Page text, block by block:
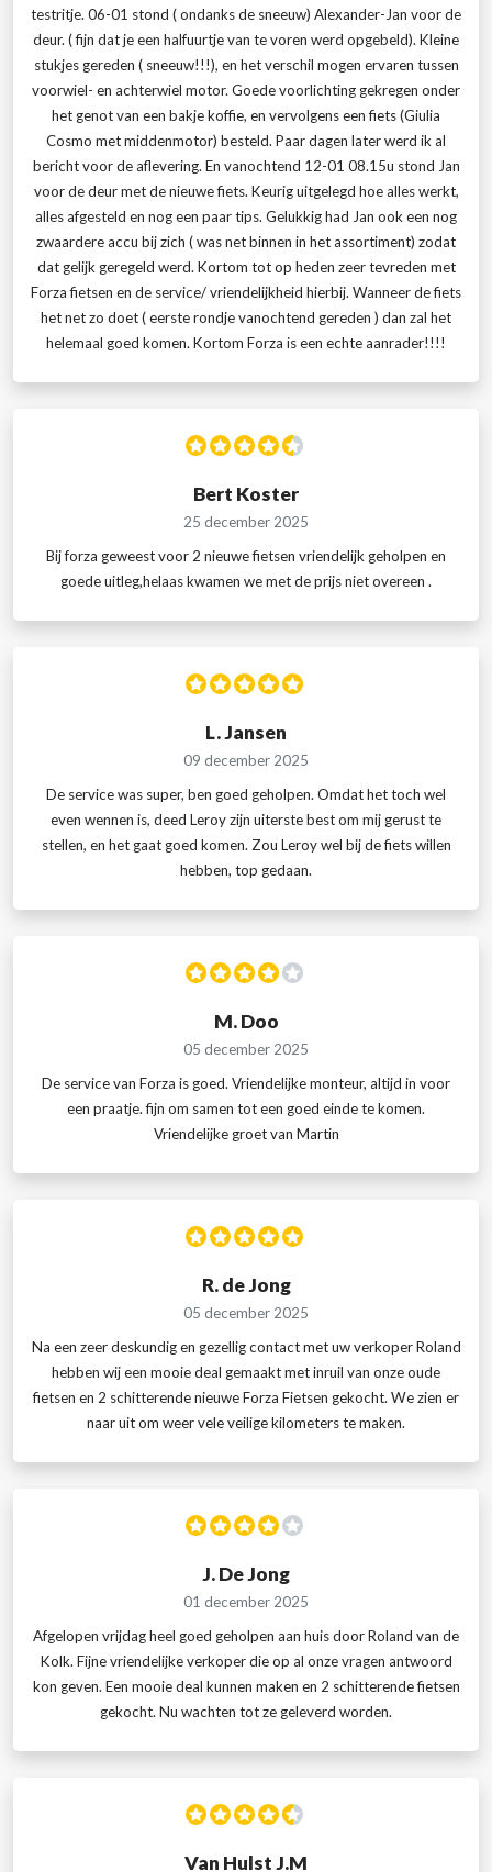
testritje. 06-01 stond ( ondanks de sneeuw) Alexander-Jan voor de
deur. ( fijn dat je een halfuurtje van te voren werd opgebeld). Kleine
stukjes gereden ( sneeuw!!!), en het verschil mogen ervaren tussen
voorwiel- en achterwiel motor. Goede voorlichting gekregen onder
het genot van een bakje koffie, en vervolgens een fiets (Giulia
Cosmo met middenmotor) besteld. Paar dagen later werd ik al
bericht voor de aflevering. En vanochtend 12-01 08.15u stond Jan
voor de deur met de nieuwe fiets. Keurig uitgelegd hoe alles werkt,
alles afgesteld en nog een paar tips. Gelukkig had Jan ook een nog
zwaardere accu bij zich ( was net binnen in het assortiment) zodat
dat gelijk geregeld werd. Kortom tot op heden zeer tevreden met
Forza fietsen en de service/ vriendelijkheid hierbij. Wanneer de fiets
het net zo doet ( eerste rondje vanochtend gereden ) dan zal het
helemaal goed komen. Kortom Forza is een echte aanrader!!!!
Bert Koster
25 december 2025
Bij forza geweest voor 2 nieuwe fietsen vriendelijk geholpen en
goede uitleg,helaas kwamen we met de prijs niet overeen .
L. Jansen
09 december 2025
De service was super, ben goed geholpen. Omdat het toch wel
even wennen is, deed Leroy zijn uiterste best om mij gerust te
stellen, en het gaat goed komen. Zou Leroy wel bij de fiets willen
hebben, top gedaan.
M. Doo
05 december 2025
De service van Forza is goed. Vriendelijke monteur, altijd in voor
een praatje. fijn om samen tot een goed einde te komen.
Vriendelijke groet van Martin
R. de Jong
05 december 2025
Na een zeer deskundig en gezellig contact met uw verkoper Roland
hebben wij een mooie deal gemaakt met inruil van onze oude
fietsen en 2 schitterende nieuwe Forza Fietsen gekocht. We zien er
naar uit om weer vele veilige kilometers te maken.
J. De Jong
01 december 2025
Afgelopen vrijdag heel goed geholpen aan huis door Roland van de
Kolk. Fijne vriendelijke verkoper die op al onze vragen antwoord
kon geven. Een mooie deal kunnen maken en 2 schitterende fietsen
gekocht. Nu wachten tot ze geleverd worden.
Van Hulst J.M